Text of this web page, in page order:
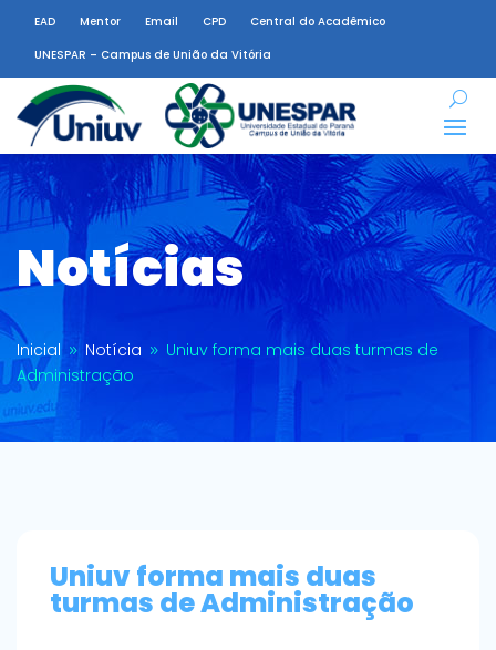
EAD Mentor Email CPD
Central do Acadêmico
UNESPAR – Campus de União da Vitória
Notícias
Inicial 9 Notícia 9 Uniuv forma mais duas turmas de
Administração
Uniuv forma mais duas
turmas de Administração